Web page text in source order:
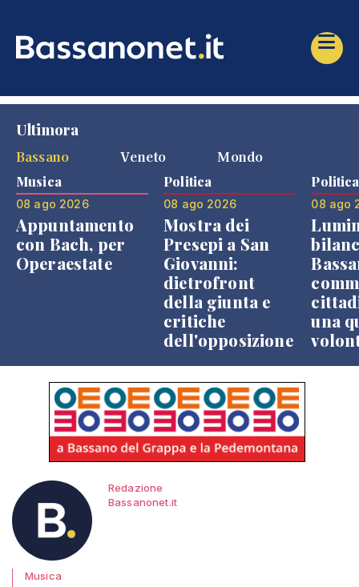
Ultimora
Bassano
Veneto Mondo
Musica
08 ago 2026
Appuntamento
con Bach, per
Operaestate
Politica
08 ago 2026
Mostra dei
Presepi a San
Giovanni:
dietrofront
della giunta e
critiche
dell'opposizione
Politica
08 ago
una
Redazione
Bassanonet.it
Musica